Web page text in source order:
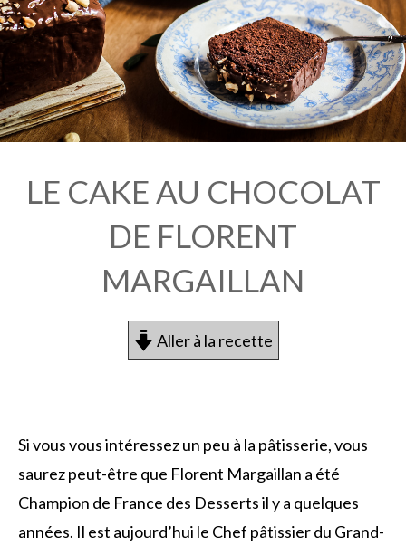
LE CAKE AU CHOCOLAT
DE FLORENT
MARGAILLAN
Aller à la recette
Si vous vous intéressez un peu à la pâtisserie, vous
saurez peut-être que Florent Margaillan a été
Champion de France des Desserts il y a quelques
années. Il est aujourd’hui le Chef pâtissier du Grand-